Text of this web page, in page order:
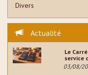
Divers
Actualité
Le
service
03/08/